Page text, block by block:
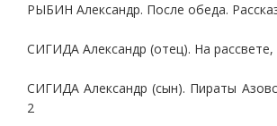
РЫБИН Александр. После обеда.
СИГИДА Александр (отец). На
СИГИДА Александр (сын). Пираты
2